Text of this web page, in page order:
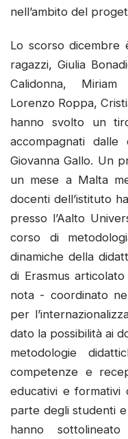
nell’ambito del
Lo scorso
ragazzi, Giulia
Calidonna,
Lorenzo Roppa,
hanno svolto un
accompagnati dalle
Giovanna Gallo. Un
un mese a Malta
docenti dell’istituto
presso l’Aalto
corso di
dinamiche della
di Erasmus
nota - coordinato
per
dato la possibilità ai
metodologie
competenze e
educativi e formativi
parte degli studenti
hanno